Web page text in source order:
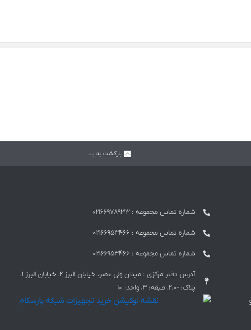
بازگشت به بالا
شماره تماس مجموعه :‌ 02166978933
شماره تماس مجموعه :‌ 02166953466
شماره تماس مجموعه :‌ 02166953466
آدرس دفتر مرکزی : میدان ولی عصر، خیابان البرز 2، خیابان البرز 1،
پلاک: -2.0، طبقه: 3، واحد: 10